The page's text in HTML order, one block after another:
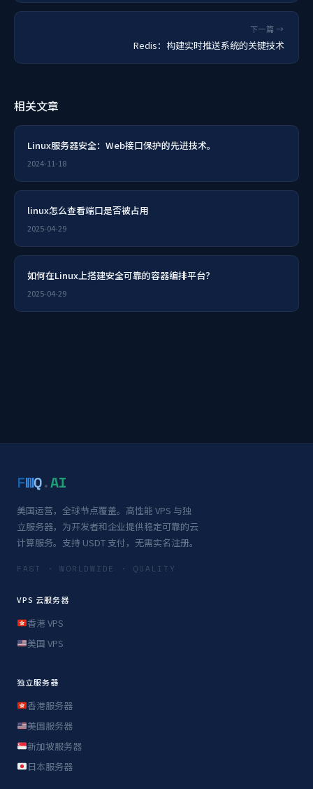
下一篇 →
Redis：构建实时推送系统的关键技术
相关文章
Linux服务器安全：Web接口保护的先进技术。
2024-11-18
linux怎么查看端口是否被占用
2025-04-29
如何在Linux上搭建安全可靠的容器编排平台？
2025-04-29
FWQ.AI
美国运营，全球节点覆盖。高性能 VPS 与独
立服务器，为开发者和企业提供稳定可靠的云
计算服务。支持 USDT 支付，无需实名注册。
FAST · WORLDWIDE · QUALITY
VPS 云服务器
香港 VPS
美国 VPS
独立服务器
香港服务器
美国服务器
新加坡服务器
日本服务器